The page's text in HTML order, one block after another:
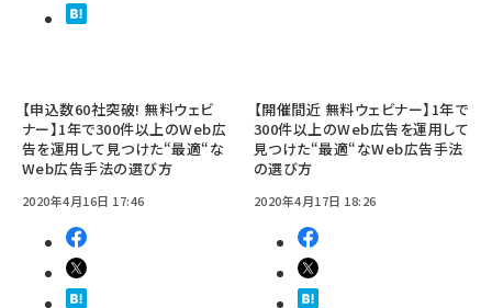
【申込数60社突破! 無料ウェビ
ナー】1年で300件以上のWeb広
告を運用して見つけた“最適“な
Web広告手法の選び方
2020年4月16日 17:46
【開催間近 無料ウェビナー】1年で
300件以上のWeb広告を運用して
見つけた“最適“なWeb広告手法
の選び方
2020年4月17日 18:26